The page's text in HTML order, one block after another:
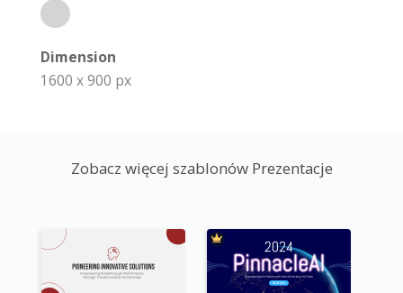
Dimension
1600 x 900 px
Zobacz więcej szablonów Prezentacje